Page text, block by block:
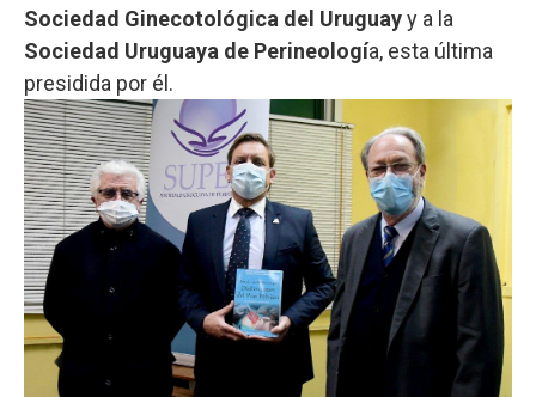
Sociedad Ginecotológica del Uruguayy a la
Sociedad Uruguaya de Perineología, esta última
presidida por él.